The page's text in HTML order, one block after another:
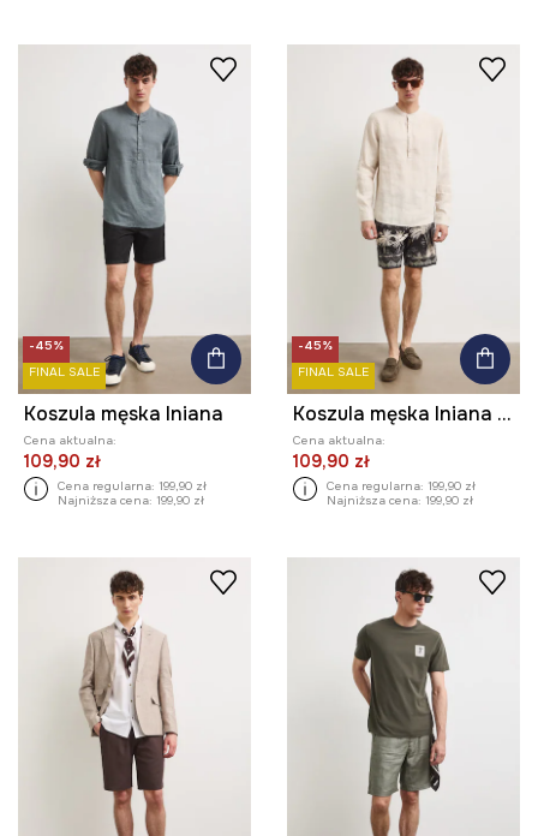
-45%
FINAL SALE
Koszula męska lniana
Cena aktualna:
109,90 zł
Cena regularna: 199,90 zł
Najniższa cena: 199,90 zł
-45%
FINAL SALE
Koszula męska lniana melanżowa
Cena aktualna:
109,90 zł
Cena regularna: 199,90 zł
Najniższa cena: 199,90 zł